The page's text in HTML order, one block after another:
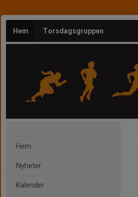
Hem Torsdagsgruppen
Hem
Nyheter
Kalender